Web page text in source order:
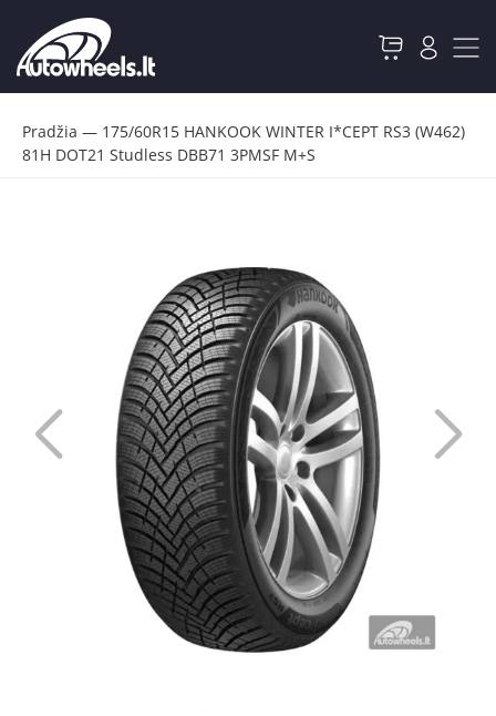
Pradžia — 175/60R15 HANKOOK WINTER I*CEPT RS3 (W462)
81H DOT21 Studless DBB71 3PMSF M+S